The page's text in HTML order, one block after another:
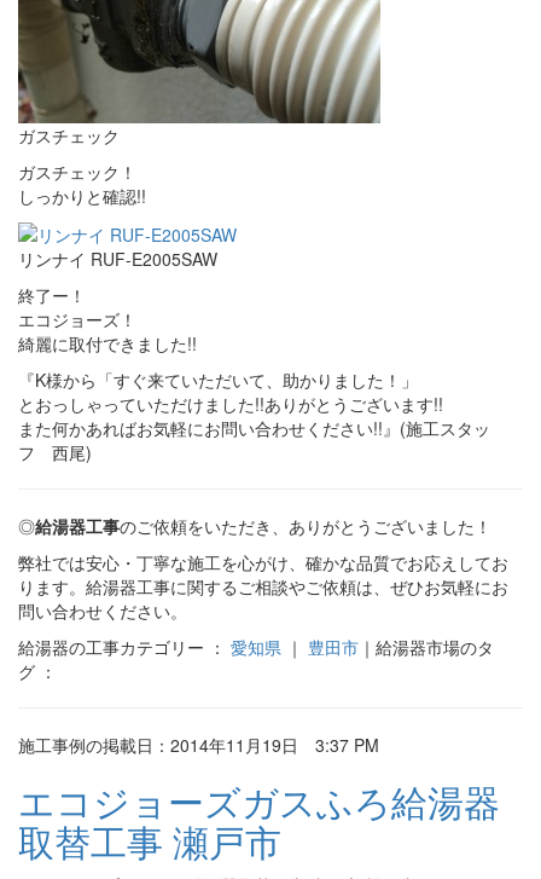
ガスチェック
ガスチェック！
しっかりと確認!!
リンナイ RUF-E2005SAW
終了ー！
エコジョーズ！
綺麗に取付できました!!
『K様から「すぐ来ていただいて、助かりました！」
とおっしゃっていただけました!!ありがとうございます!!
また何かあればお気軽にお問い合わせください!!』(施工スタッ
フ 西尾)
◎給湯器工事のご依頼をいただき、ありがとうございました！
弊社では安心・丁寧な施工を心がけ、確かな品質でお応えしてお
ります。給湯器工事に関するご相談やご依頼は、ぜひお気軽にお
問い合わせください。
給湯器の工事カテゴリー ： 愛知県 ｜ 豊田市 ｜給湯器市場のタ
グ ：
施工事例の掲載日：2014年11月19日 3:37 PM
エコジョーズガスふろ給湯器
取替工事 瀬戸市